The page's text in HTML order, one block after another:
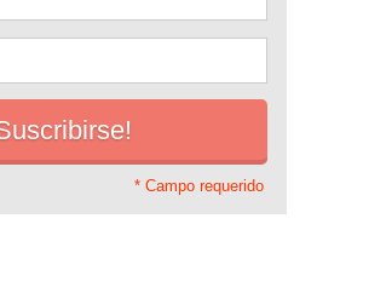
* Campo requerido